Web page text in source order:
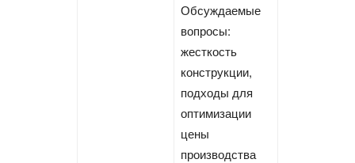
Обсуждаемые
вопросы:
жесткость
конструкции,
подходы для
оптимизации
цены
производства